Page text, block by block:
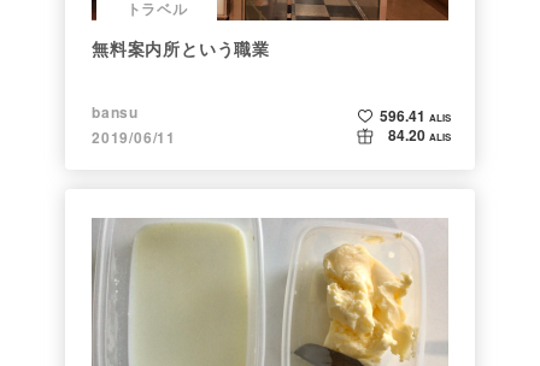
トラベル
無料案内所という職業
bansu
2019/06/11
596.41 ALIS
84.20 ALIS